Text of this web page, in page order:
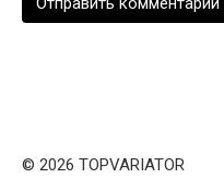
© 2026 TOPVARIATOR